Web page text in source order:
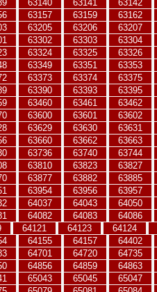
63140 63141 63142
63157 63159 63162
63205 63206 63207
63302 63303 63304
63324 63325 63326
63349 63351 63353
63373 63374 63375
63390 63393 63395
63460 63461 63462
63600 63601 63602
63629 63630 63631
63660 63662 63663
63736 63740 63744
63810 63823 63827
63877 63882 63885
63954 63956 63957
64037 64043 64050
64082 64083 64086
64121 64123 64124
64155 64157 64402
64701 64720 64735
64856 64859 64863
65043 65045 65047